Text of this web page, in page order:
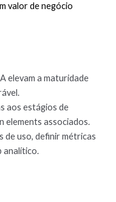
valor de negócio
elevam a maturidade
aos estágios de
elements associados.
de uso, definir métricas
analítico.